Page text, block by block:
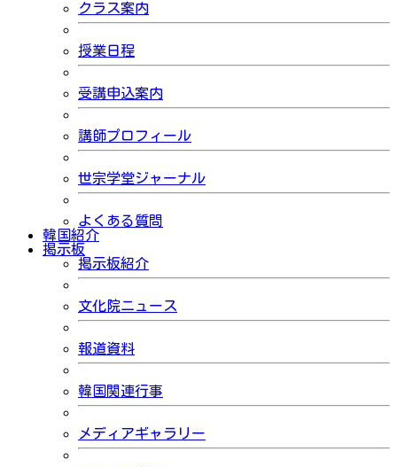
クラス案内
授業日程
受講申込案内
講師プロフィール
世宗学堂ジャーナル
よくある質問
韓国紹介
掲示板
掲示板紹介
文化院ニュース
報道資料
韓国関連行事
メディアギャラリー